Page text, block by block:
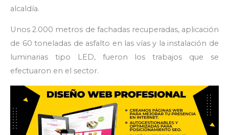
alcaldía.
Unos 2.000 metros de fachadas recuperadas, aplicación
de 60 toneladas de asfalto en las vías y la instalación de
luminarias tipo LED, fueron los trabajos que se
efectuaron en el sector.